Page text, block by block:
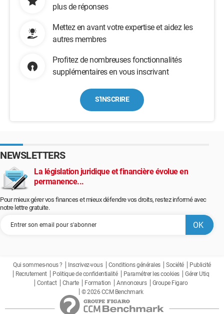
plus de réponses
Mettez en avant votre expertise et aidez les
autres membres
Profitez de nombreuses fonctionnalités
supplémentaires en vous inscrivant
S'INSCRIRE
NEWSLETTERS
La législation juridique et financière évolue en
permanence...
Pour mieux gérer vos finances et mieux défendre vos droits, restez informé avec
notre lettre gratuite.
Qui sommes-nous ? Inscrivez-vous Conditions générales Société
Publicité
Recrutement
Politique de confidentialité Paramétrer les cookies
Gérer Utiq
Contact
Charte Formation Annonceurs
Groupe Figaro
© 2026 CCM Benchmark